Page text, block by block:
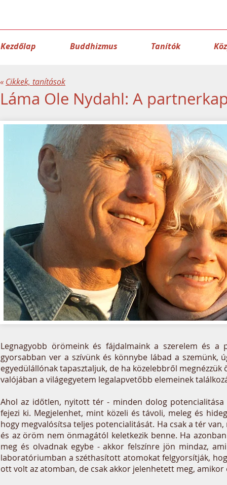
Kezdőlap Buddhizmus Tanítók
« Cikkek, tanítások
Láma Ole Nydahl: A
Legnagyobb örömeink és fájdalmaink a szerelem és a
gyorsabban ver a szívünk és könnybe lábad a szemünk,
egyedülállónak tapasztaljuk, de ha közelebbről
valójában a világegyetem legalapvetőbb elemeinek
Ahol az időtlen, nyitott tér - minden dolog
fejezi ki. Megjelenhet, mint közeli és távoli, meleg és
hogy megvalósítsa teljes potencialitását. Ha csak a tér
és az öröm nem önmagától keletkezik benne. Ha
meg és olvadnak egybe - akkor felszínre jön mindaz,
laboratóriumban a széthasított atomokat felgyorsítják,
ott volt az atomban, de csak akkor jelenhetett meg,